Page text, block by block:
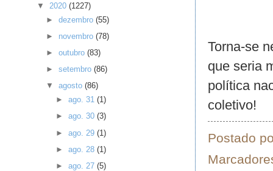
Torna-se
que seria
política
coletivo!
Postado
▼ 2020 (1227)
►dezembro(55)
► novembro(78)
►outubro(83)
►setembro(86)
▼agosto(86)
► ago. 31 (1)
► ago. 30 (3)
► ago. 29 (1)
► ago. 28 (1)
► ago. 27 (5)